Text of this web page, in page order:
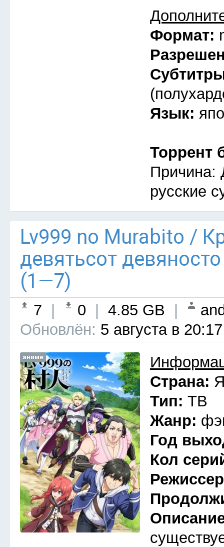
Формат:
Язык:
Торрент
Причина:
русские
Lv999 no Murabito /
девятьсот
(1—7)
7 0 4.85 GB
Обновлён: 5 августа в 20:17
аниме
Страна:
Тип: ТВ
Жанр:
Год
Кол